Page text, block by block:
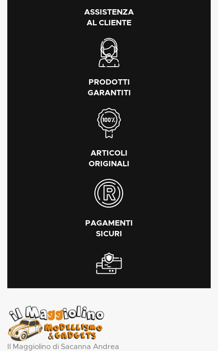
ASSISTENZA
AL CLIENTE
PRODOTTI
GARANTITI
ARTICOLI
ORIGINALI
PAGAMENTI
SICURI
Il Maggiolino di Sacanna Andrea